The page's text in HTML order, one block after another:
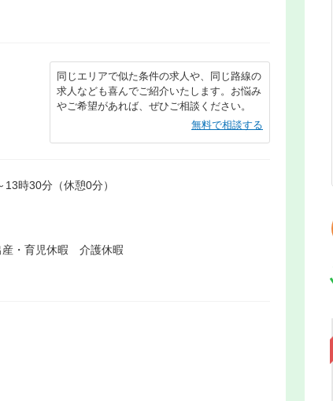
同じエリアで似た条件の求人や、同じ路線の
求人なども喜んでご紹介いたします。お悩み
やご希望があれば、ぜひご相談ください。
無料で相談する
時30分（休憩0分）
・育児休暇 介護休暇